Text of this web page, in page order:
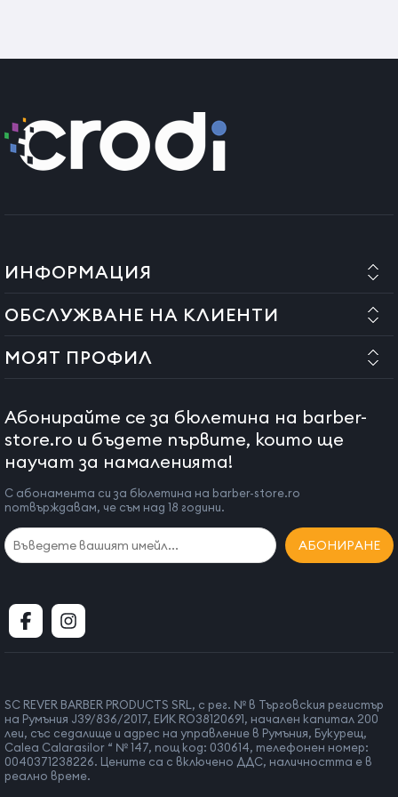
ИНФОРМАЦИЯ
ОБСЛУЖВАНЕ НА КЛИЕНТИ
МОЯТ ПРОФИЛ
Абонирайте се за бюлетина на barber-
store.ro и бъдете първите, които ще
научат за намаленията!
С абонамента си за бюлетина на barber-store.ro
потвърждавам, че съм над 18 години.
АБОНИРАНЕ
SC REVER BARBER PRODUCTS SRL, с рег. № в Търговския регистър
на Румъния J39/836/2017, ЕИК RO38120691, начален капитал 200
леи, със седалище и адрес на управление в Румъния, Букурещ,
Calea Calarasilor “ № 147, пощ код: 030614, телефонен номер:
0040371238226. Цените са с включено ДДС, наличността е в
реално време.